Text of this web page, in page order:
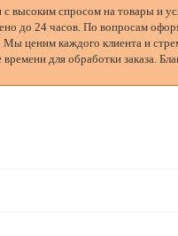
с высоким спросом на товары и
до 24 часов. По вопросам
ценим каждого клиента и
для обработки заказа.